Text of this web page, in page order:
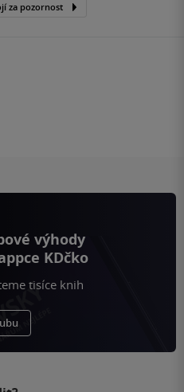
za pozornost
výhody
KDčko
tisíce knih